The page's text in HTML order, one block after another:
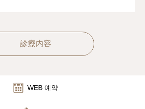
診療内容
WEB 예약